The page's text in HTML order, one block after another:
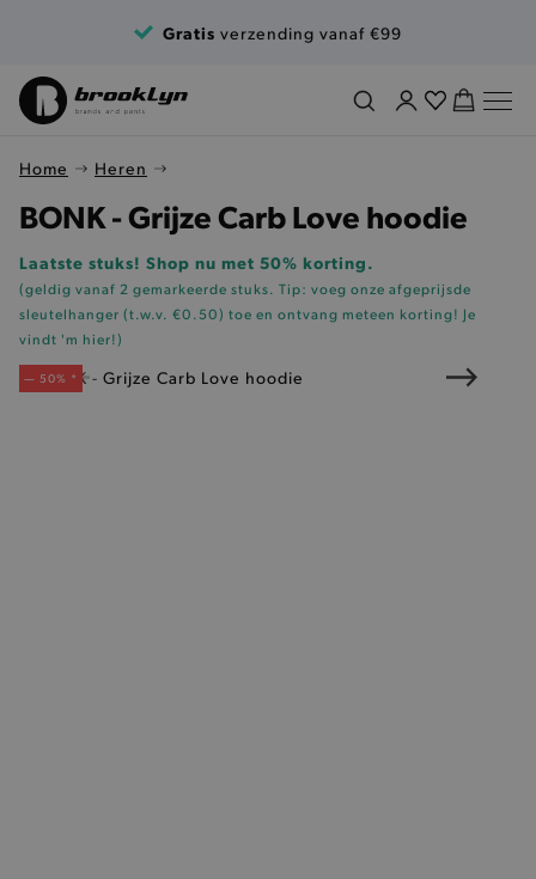
Gratis verzending vanaf €99
Home Heren
BONK - Grijze Carb Love hoodie
Laatste stuks! Shop nu met 50% korting.
(geldig vanaf 2 gemarkeerde stuks. Tip: voeg onze afgeprijsde
sleutelhanger (t.w.v. €0.50) toe en ontvang meteen korting! Je
vindt 'm hier!)
— 50% *